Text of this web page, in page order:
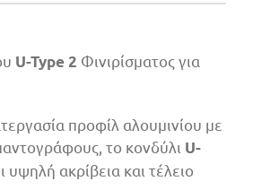
U-Type 2 Φινιρίσματος για
προφίλ αλουμινίου με
το κονδύλι U-
υψηλή ακρίβεια και τέλειο